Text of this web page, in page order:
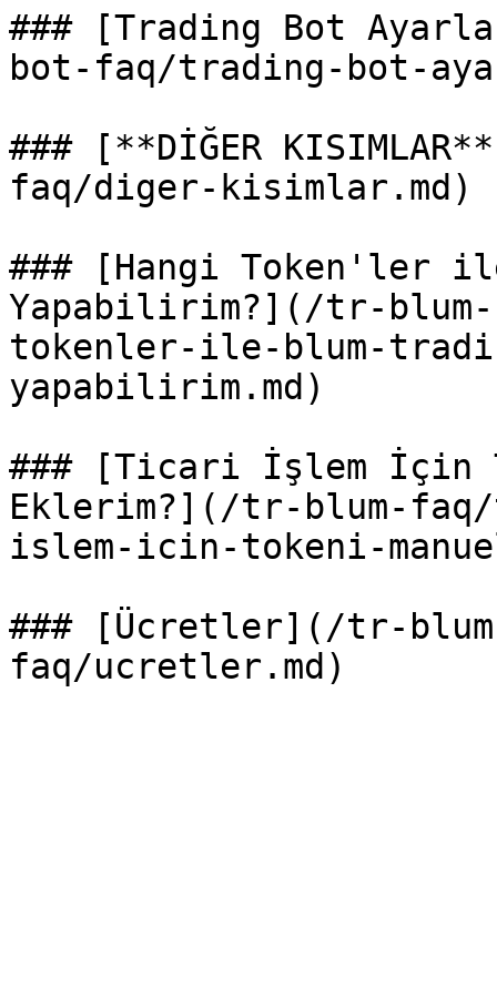
### [Trading Bot
bot-faq/trading-bot-
### [**DİĞER
faq/diger-kisimlar.md)
### [Hangi Token'ler
Yapabilirim?](/tr-
tokenler-ile-blum-
yapabilirim.md)
### [Ticari İşlem İçin
Eklerim?](/tr-blum-
islem-icin-tokeni-
### [Ücretler](/tr-